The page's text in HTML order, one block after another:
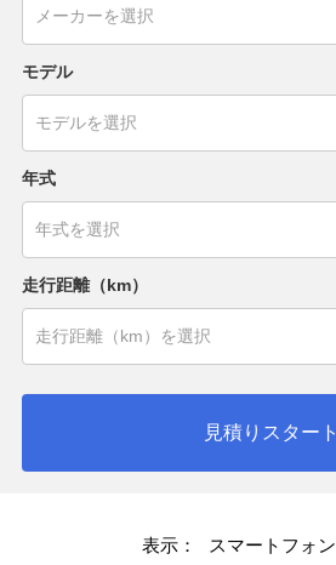
モデル
年式
走行距離（km）
見積りスタート
表示： スマートフォン